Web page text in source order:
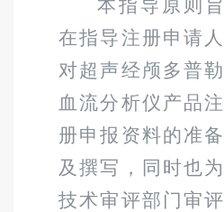
本指导原则旨
在指导注册申请人
对超声经颅多普勒
血流分析仪产品注
册申报资料的准备
及撰写，同时也为
技术审评部门审评